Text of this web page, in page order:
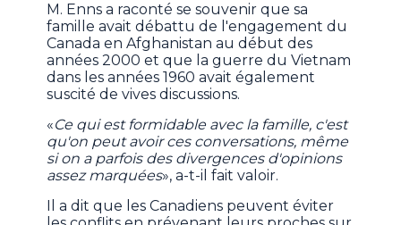
M. Enns a raconté se souvenir que sa
famille avait débattu de l'engagement du
Canada en Afghanistan au début des
années 2000 et que la guerre du Vietnam
dans les années 1960 avait également
suscité de vives discussions.
«Ce qui est formidable avec la famille, c'est
qu'on peut avoir ces conversations, même
si on a parfois des divergences d'opinions
assez marquées», a-t-il fait valoir.
Il a dit que les Canadiens peuvent éviter